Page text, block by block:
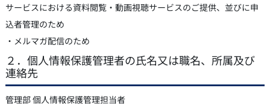
サービスにおける資料閲覧・動画視聴サービスのご提供、並びに申
込者管理のため
・メルマガ配信のため
２．個人情報保護管理者の氏名又は職名、所属及び
連絡先
管理部 個人情報保護管理担当者